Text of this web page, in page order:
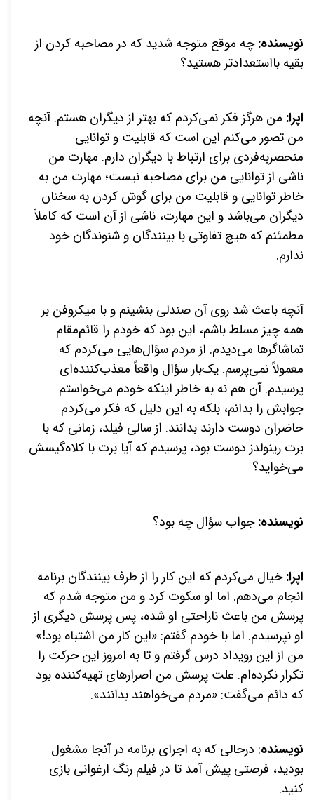
نویسنده:چه موقع متوجه شدید که در مصاحبه کردن از
بقیه با‌استعدادتر هستید؟
اپرا: من هرگز فکر نمی‌کردم که بهتر از دیگران هستم. آنچه
من تصور می‌کنم این است که قابلیت و توانایی
منحصربه‌فردی برای ارتباط با دیگران دارم. مهارت من
ناشی از توانایی من برای مصاحبه نیست؛ مهارت من به
خاطر توانایی و قابلیت من برای گوش کردن به سخنان
دیگران می‌باشد و این مهارت، ناشی از آن است که کاملاً
مطمئنم که هیچ تفاوتی با بینندگان و شنوندگان خود
ندارم.
آنچه باعث شد روی آن صندلی بنشینم و با میکروفن بر
همه چیز مسلط باشم، این بود که خودم را قائم‌مقام
تماشاگرها می‌دیدم. از مردم سؤال‌هایی می‌کردم که
معمولاً نمی‌پرسم. یک‌بار سؤال واقعاً معذب‌کننده‌ای
پرسیدم. آن هم نه به خاطر اینکه خودم می‌خواستم
جوابش را بدانم، بلکه به این دلیل که فکر می‌کردم
حاضران دوست دارند بدانند. از سالی فیلد، زمانی که با
برت رینولدز دوست بود، پرسیدم که آیا برت با کلاه‌گیسش
می‌خواید؟
نویسنده:جواب سؤال چه بود؟
اپرا:خیال می‌کردم که این کار را از طرف بینندگان برنامه
انجام می‌دهم. اما او سکوت کرد و من متوجه شدم که
پرسش من باعث ناراحتی او شده، پس پرسش دیگری از
او نپرسیدم. اما با خودم گفتم: «این کار من اشتباه بود!»
من از این رویداد درس گرفتم و تا به امروز این حرکت را
تکرار نکرده‌ام. علت پرسش من اصرارهای تهیه‌کننده بود
که دائم می‌گفت: «مردم می‌خواهند بدانند».
نویسنده: درحالی که به اجرای برنامه در آنجا مشغول
بودید، فرصتی پیش آمد تا در فیلم رنگ ارغوانی بازی
کنید.